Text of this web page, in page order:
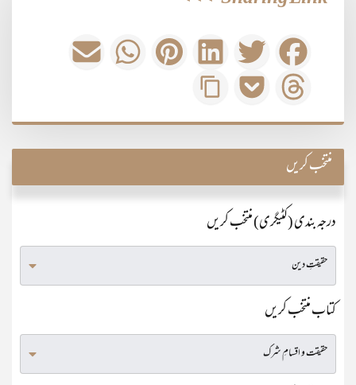
منتخب کریں
درجہ بندی (کٹیگری) منتخب کریں
کتاب منتخب کریں